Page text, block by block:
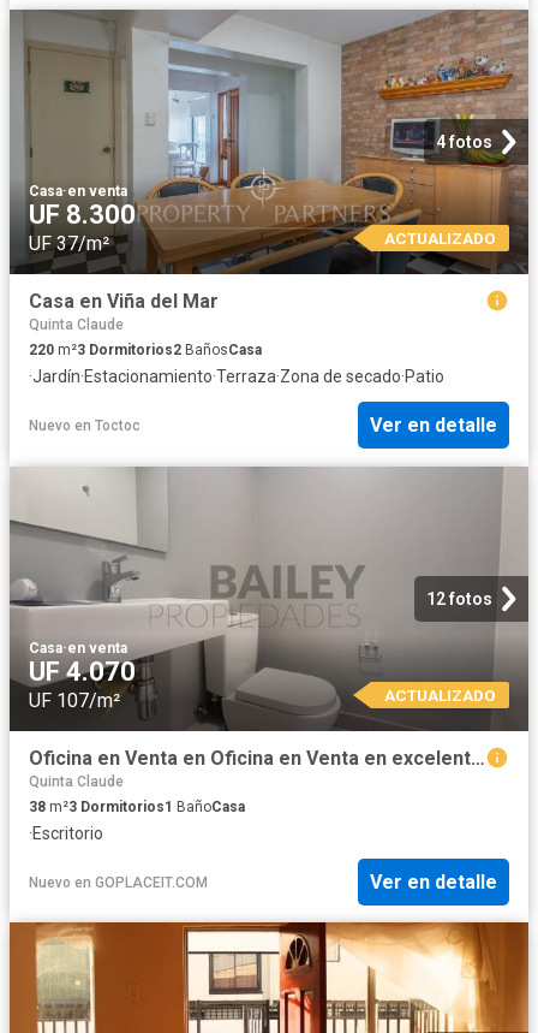
4 fotos
Casa·en venta
UF 8.300
UF 37/m² ACTUALIZADO
Casa en Viña del Mar
Quinta Claude
220 m²3 Dormitorios2 BañosCasa
·Jardín·Estacionamiento·Terraza·Zona de secado·Patio
Nuevo en Toctoc Ver en detalle
12 fotos
Casa·en venta
UF 4.070
UF 107/m² ACTUALIZADO
Oficina en Venta en Oficina en Venta en excelente ubicación de Bosques de Montemar
Quinta Claude
38 m²3 Dormitorios1 BañoCasa
·Escritorio
Nuevo en GOPLACEIT.COM Ver en detalle